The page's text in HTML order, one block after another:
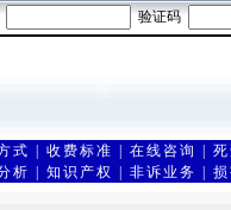
验证码
式 收费标准 在线咨询
析 知识产权 非诉业务
创建,是山东最优秀的刑事